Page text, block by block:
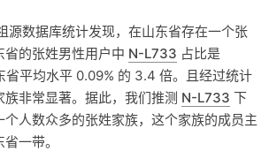
源数据库统计发现，在山东省存在一个张
省的张姓男性用户中 N-L733 占比是
省平均水平 0.09% 的 3.4 倍。且经过统计
族非常显著。据此，我们推测 N-L733 下
个人数众多的张姓家族，这个家族的成员主
一带。